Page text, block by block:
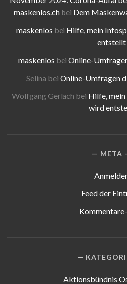
maskenlos.ch bei Dem
maskenlos bei Hilfe, mein
entstellt
maskenlos bei Online-
Selina bei Online-Umfragen
Wolfgang Gerlach bei Hilfe,
wird
META
Feed der
Aktionsbündnis